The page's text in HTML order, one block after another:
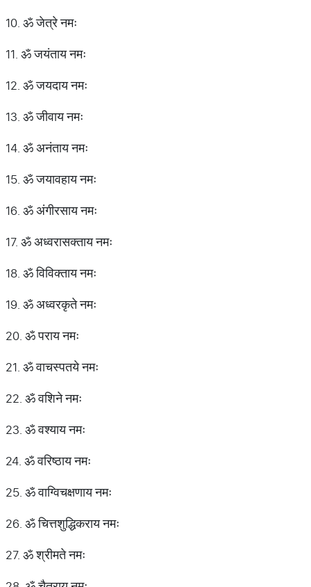
10. ॐ जेत्रे नमः
11. ॐ जयंताय नमः
12. ॐ जयदाय नमः
13. ॐ जीवाय नमः
14. ॐ अनंताय नमः
15. ॐ जयावहाय नमः
16. ॐ अंगीरसाय नमः
17. ॐ अध्वरासक्ताय नमः
18. ॐ विविक्ताय नमः
19. ॐ अध्वरकृते नमः
20. ॐ पराय नमः
21. ॐ वाचस्पतये नमः
22. ॐ वशिने नमः
23. ॐ वश्याय नमः
24. ॐ वरिष्ठाय नमः
25. ॐ वाग्विचक्षणाय नमः
26. ॐ चित्तशुद्धिकराय नमः
27. ॐ श्रीमते नमः